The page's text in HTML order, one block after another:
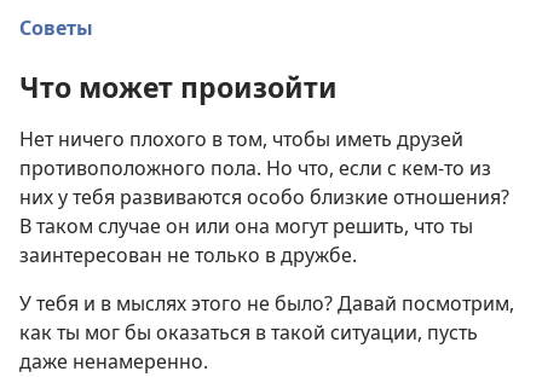
Советы
Что может произойти
Нет ничего плохого в том, чтобы иметь друзей
противоположного пола. Но что, если с кем-то из
них у тебя развиваются особо близкие отношения?
В таком случае он или она могут решить, что ты
заинтересован не только в дружбе.
У тебя и в мыслях этого не было? Давай посмотрим,
как ты мог бы оказаться в такой ситуации, пусть
даже ненамеренно.